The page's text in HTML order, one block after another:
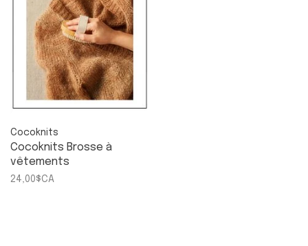
Cocoknits
Cocoknits Brosse à
vêtements
24,00$CA